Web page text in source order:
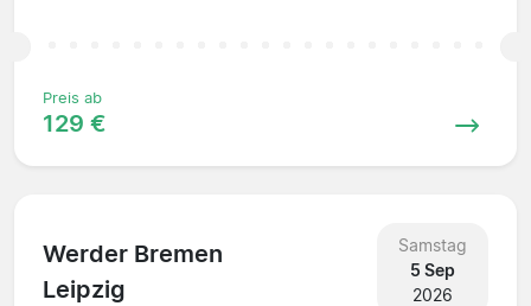
Preis ab
129 €
Werder Bremen
Leipzig
Samstag
5 Sep
2026